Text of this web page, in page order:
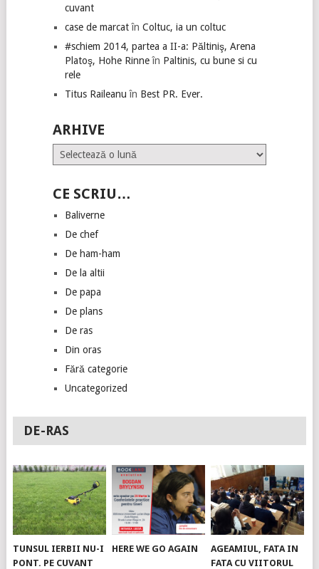
cuvant
case de marcatîn Coltuc, ia un coltuc
#schiem 2014, partea a II-a: Păltiniş, Arena
Platoş, Hohe Rinneîn Paltinis, cu bune si cu
rele
Titus Raileanu în Best PR. Ever.
ARHIVE
Arhive
CE SCRIU…
Baliverne
De chef
De ham-ham
De la altii
De papa
De plans
De ras
Din oras
Fără categorie
Uncategorized
DE-RAS
TUNSUL IERBII NU-I
PONT. PE CUVANT
HERE WE GO AGAIN
AGEAMIUL, FATA IN
FATA CU VIITORUL